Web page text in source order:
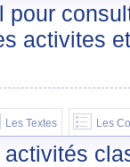
pour
activites
Les Textes Les